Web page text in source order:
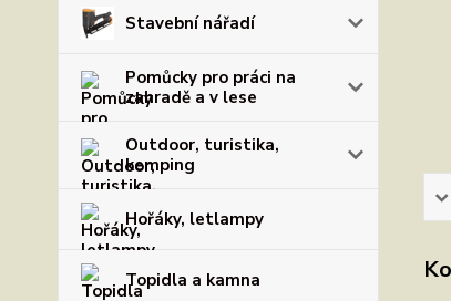
Stavební nářadí
Pomůcky pro práci na
zahradě a v lese
Outdoor, turistika,
kemping
Hořáky, letlampy
Topidla a kamna